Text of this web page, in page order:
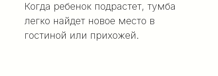
Когда ребенок подрастет, тумба
легко найдет новое место в
гостиной или прихожей.